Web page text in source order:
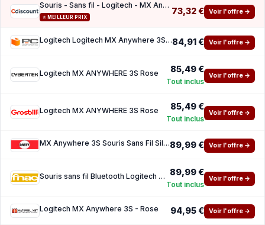
Souris - Sans fil - Logitech - MX Anywhere 3S - Rose
⭐ MEILLEUR PRIX
73,32 € Voir l'offre →
Logitech Logitech MX Anywhere 3S souris Droitier RF sans fil Bluetooth Laser 8000 DPI Rose84,91 € Voir l'offre →
Logitech MX ANYWHERE 3S Rose 85,49 €
Tout inclus
Voir l'offre →
Logitech MX ANYWHERE 3S Rose 85,49 €
Tout inclus
Voir l'offre →
MX Anywhere 3S Souris Sans Fil Silencieuse, Compacte, Defilement Rapide, Suivi toute Surfa89,99 € Voir l'offre →
Souris sans fil Bluetooth Logitech MX Anywhere 3S Rose 89,99 €
Tout inclus
Voir l'offre →
Logitech MX Anywhere 3S - Rose 94,95 € Voir l'offre →